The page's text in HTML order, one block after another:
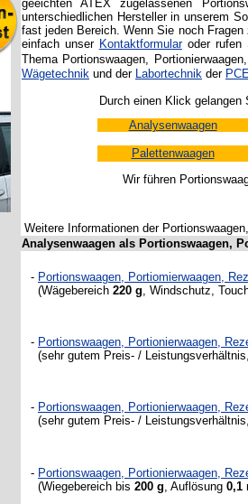
geeichten ATEX zugelassenen
unterschiedlichen Hersteller in unserem
fast jeden Bereich. Wenn Sie noch
einfach unser Kontaktformularoder rufen
Thema Portionswaagen,
Wägetechnik und der Labortechnik der
Durch einen Klick gelangen
Analysenwaagen
Palettenwaagen
Wir führen
Weitere Informationen der
Analysenwaagen als Portionswaagen,
- Portionswaagen, Portiomierwaagen,
(Wägebereich 220 g, Windschutz,
- Portionswaagen, Portionierwaagen,
(sehr gutem Preis- /
- Portionswaagen, Portionierwaagen,
(sehr gutem Preis- /
- Portionswaagen, Portionierwaagen,
(Wiegebereich bis 200 g, Auflösung 0,1